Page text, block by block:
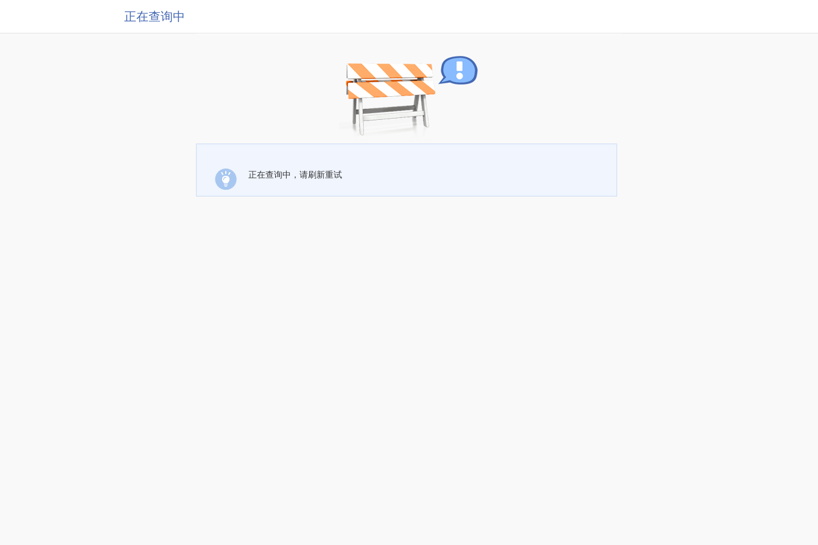
正在查询中
正在查询中，请刷新重试